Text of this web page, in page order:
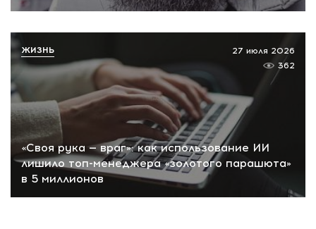
«Своя рука — враг»: как использование ИИ
лишило топ-менеджера «золотого парашюта»
в 5 миллионов
27 июля 2026
362
ЖИЗНЬ